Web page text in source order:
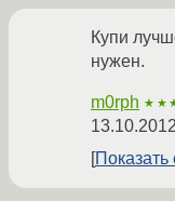
Купи
нужен.
m0rph
Показать